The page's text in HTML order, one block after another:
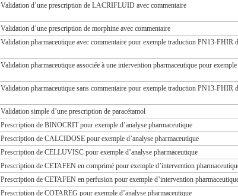
Validation d’une prescription de LACRIFLUID avec commentaire
Validation d’une prescription de morphine avec commentaire
Validation pharmaceutique avec commentaire pour exemple traduction PN13-FHIR
Validation pharmaceutique associée à une intervention pharmaceutique pour
Validation pharmaceutique sans commentaire pour exemple traduction PN13-FHIR
Validation simple d’une prescription de paracétamol
Prescription de BINOCRIT pour exemple d’analyse pharmaceutique
Prescription de CALCIDOSE pour exemple d’analyse pharmaceutique
Prescription de CELLUVISC pour exemple d’analyse pharmaceutique
Prescription de CETAFEN en comprimé pour exemple d’intervention
Prescription de CETAFEN en perfusion pour exemple d’intervention
Prescription de COTAREG pour exemple d’analyse pharmaceutique